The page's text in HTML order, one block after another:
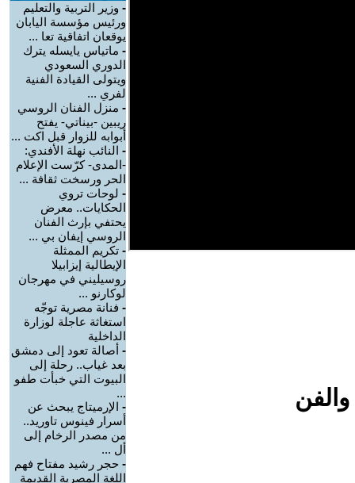
- وزير التربية والتعليم
ورئيس مؤسسة اليابان
يوقعان اتفاقية تعا ...
- ماتياس يايسله يترك
الدوري السعودي
ويتولى القيادة الفنية
لفري ...
- منزل الفنان الروسي
ريبين -بيناتي- يفتح
أبوابه للزوار قبل اكت ...
- النائب نهلة الأفندي:
-المدى- كرّست الإعلام
الحر ورسخت ثقافة ...
- لوحات تروي
الحكايات.. معرض
يحتفي بإرث الفنان
الروسي إيفان بي ...
- تكريم الممثلة
الإيطالية إيزابيلا
روسيليني في مهرجان
لوكارنو ...
- فنانة مصرية توجّه
استغاثة عاجلة لوزارة
الداخلية
- أصالة تعود إلى دمشق
بعد غياب.. رحلة إلى
البيوت التي خبأت طفو
...
- الإرميتاج يبحث عن
أسرار فينوس تاوريد..
من مصدر الرخام إلى
أل ...
- حجر رشيد مفتاح فهم
اللغة المصرية القديمة